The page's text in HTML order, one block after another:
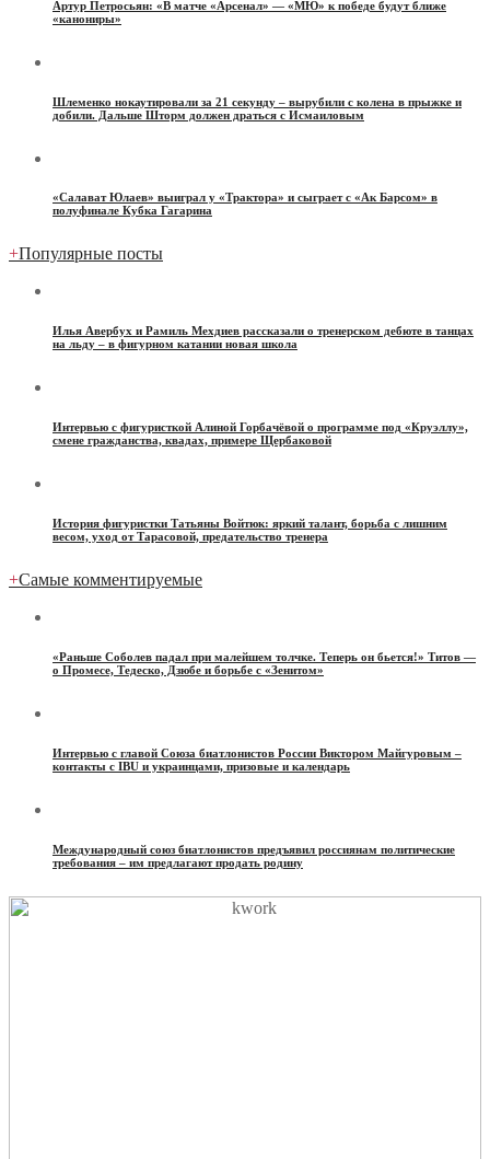
Артур Петросьян: «В матче «Арсенал» — «МЮ» к победе будут ближе
«канониры»
Шлеменко нокаутировали за 21 секунду – вырубили с колена в прыжке и
добили. Дальше Шторм должен драться с Исмаиловым
«Салават Юлаев» выиграл у «Трактора» и сыграет с «Ак Барсом» в
полуфинале Кубка Гагарина
+Популярные посты
Илья Авербух и Рамиль Мехдиев рассказали о тренерском дебюте в танцах
на льду – в фигурном катании новая школа
Интервью с фигуристкой Алиной Горбачёвой о программе под «Круэллу»,
смене гражданства, квадах, примере Щербаковой
История фигуристки Татьяны Войтюк: яркий талант, борьба с лишним
весом, уход от Тарасовой, предательство тренера
+Самые комментируемые
«Раньше Соболев падал при малейшем толчке. Теперь он бьется!» Титов —
о Промесе, Тедеско, Дзюбе и борьбе с «Зенитом»
Интервью с главой Союза биатлонистов России Виктором Майгуровым –
контакты с IBU и украинцами, призовые и календарь
Международный союз биатлонистов предъявил россиянам политические
требования – им предлагают продать родину